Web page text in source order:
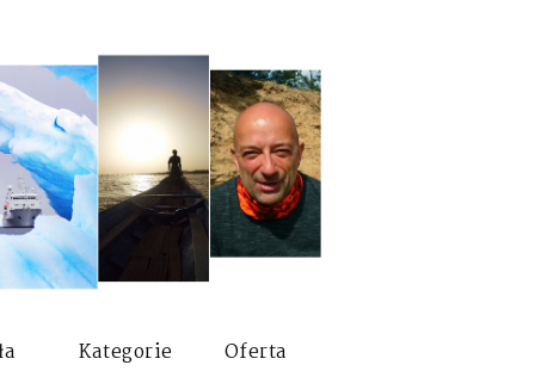
Kategorie
Oferta